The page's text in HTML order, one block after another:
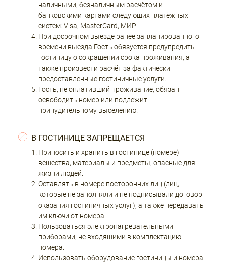
наличными, безналичным расчётом и
банковскими картами следующих платёжных
систем: Visa, MasterCard, МИР.
При досрочном выезде ранее запланированного
времени выезда Гость обязуется предупредить
гостиницу о сокращении срока проживания, а
также произвести расчёт за фактически
предоставленные гостиничные услуги.
Гость, не оплативший проживание, обязан
освободить номер или подлежит
принудительному выселению.
В ГОСТИНИЦЕ ЗАПРЕЩАЕТСЯ
Приносить и хранить в гостинице (номере)
вещества, материалы и предметы, опасные для
жизни людей.
Оставлять в номере посторонних лиц (лиц,
которые не заполняли и не подписывали договор
оказания гостиничных услуг), а также передавать
им ключи от номера.
Пользоваться электронагревательными
приборами, не входящими в комплектацию
номера.
Использовать оборудование гостиницы и номера